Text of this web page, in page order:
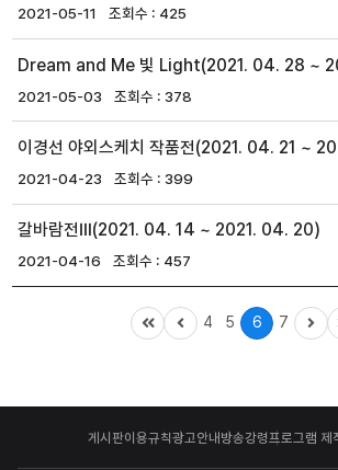
2021-05-11 425
Dream and Me 빛 Light(2021. 04. 28 ~
2021-05-03 378
이경선 야외스케치 작품전(2021. 04. 21 ~
2021-04-23 399
갈바람전Ⅲ(2021. 04. 14 ~ 2021. 04. 20)
2021-04-16 457
4 5 6 7
게시판이용규칙광고안내방송강령 프로그램 제